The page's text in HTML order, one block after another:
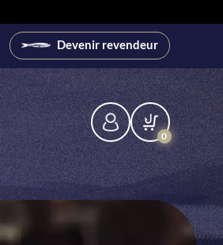
Devenir revendeur
0